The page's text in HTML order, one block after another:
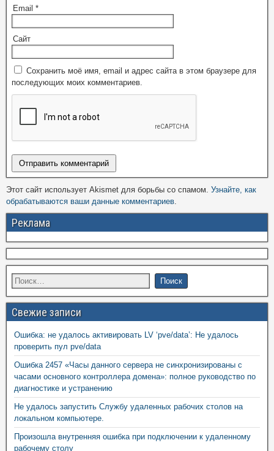
Email *
Сайт
Сохранить моё имя, email и адрес сайта в этом браузере для
последующих моих комментариев.
Этот сайт использует Akismet для борьбы со спамом. Узнайте, как
обрабатываются ваши данные комментариев
Реклама
Свежие записи
Ошибка: не удалось активировать LV ‘pve/data’: Не удалось
проверить пул pve/data
Ошибка 2457 «Часы данного сервера не синхронизированы с
часами основного контроллера домена»: полное руководство по
диагностике и устранению
Не удалось запустить Службу удаленных рабочих столов на
локальном компьютере.
Произошла внутренняя ошибка при подключении к удаленному
рабочему столу